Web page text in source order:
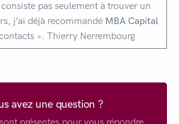
pas seulement à trouver un
j’ai déjà recommandé MBA Capital
». Thierry Nerrembourg
avez une question ?